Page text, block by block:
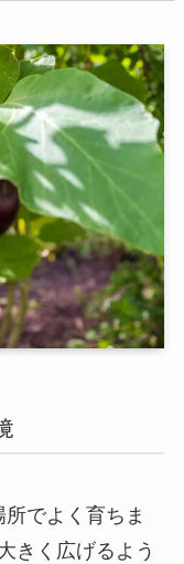
でよく育ちま
きく広げるよう